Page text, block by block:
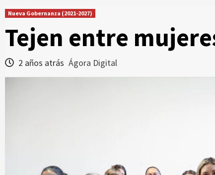
Nueva Gobernanza (2021-2027)
Tejen entre
2 años atrás Ágora Digital